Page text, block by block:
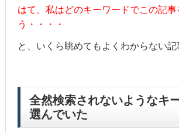
はて、私はどのキーワードでこの記
う・・・・
と、いくら眺めてもよくわからない記
全然検索されないようなキ
選んでいた